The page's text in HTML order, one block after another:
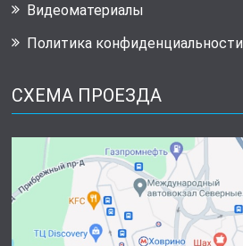
Видеоматериалы
Политика конфиденциальности
СХЕМА ПРОЕЗДА